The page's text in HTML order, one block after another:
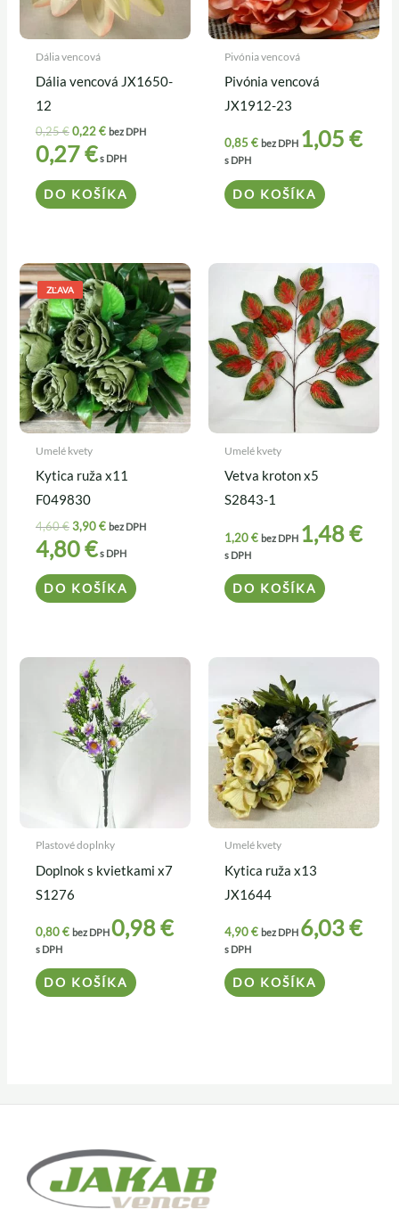
Dália vencová
Dália vencová JX1650-
12
0,25€0,22€ bez DPH
0,27€s DPH
DO KOŠÍKA
Pivónia vencová
Pivónia vencová
JX1912-23
0,85€ bez DPH 1,05 €
s DPH
DO KOŠÍKA
ZĽAVA
Umelé kvety
Kytica ruža x11
F049830
4,60€
Pôvodná
cena
bola:
4,60 €.
3,90€
Aktuálna
cena
je:
3,90 €.
bez DPH
4,80€s DPH
DO KOŠÍKA
Umelé kvety
Vetva kroton x5
S2843-1
1,20€ bez DPH 1,48€
s DPH
DO KOŠÍKA
Plastové doplnky
Doplnok s kvietkami x7
S1276
0,80€ bez DPH0,98€
s DPH
DO KOŠÍKA
Umelé kvety
Kytica ruža x13
JX1644
4,90€ bez DPH 6,03€
s DPH
DO KOŠÍKA